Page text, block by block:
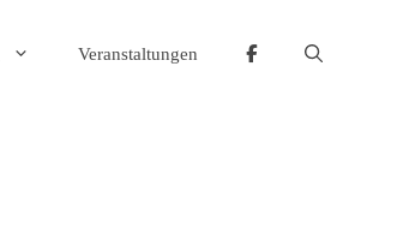
Veranstaltungen